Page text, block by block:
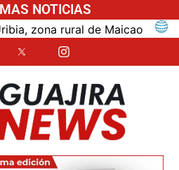
NOTICIAS
rural de Maicao